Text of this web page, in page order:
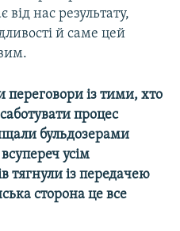
нас результату,
й саме цей
переговори із тими, хто
процес
бульдозерами
усім
тягнули із передачею
сторона це все